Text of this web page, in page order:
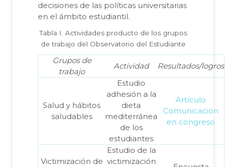
decisiones de las políticas universitarias
en el ámbito estudiantil.
Tabla I. Actividades producto de los grupos
de trabajo del Observatorio del Estudiante
Grupos de
trabajo
Actividad Resultados/logros
Salud y hábitos
saludables
Estudio
adhesión a la
dieta
mediterránea
de los
estudiantes
Artículo
Comunicación
en congreso
Victimización de
Estudio de la
victimización